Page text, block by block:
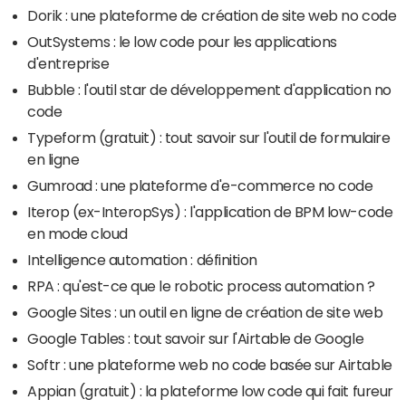
Dorik : une plateforme de création de site web no code
OutSystems : le low code pour les applications
d'entreprise
Bubble : l'outil star de développement d'application no
code
Typeform (gratuit) : tout savoir sur l'outil de formulaire
en ligne
Gumroad : une plateforme d'e-commerce no code
Iterop (ex-InteropSys) : l'application de BPM low-code
en mode cloud
Intelligence automation : définition
RPA : qu'est-ce que le robotic process automation ?
Google Sites : un outil en ligne de création de site web
Google Tables : tout savoir sur l'Airtable de Google
Softr : une plateforme web no code basée sur Airtable
Appian (gratuit) : la plateforme low code qui fait fureur